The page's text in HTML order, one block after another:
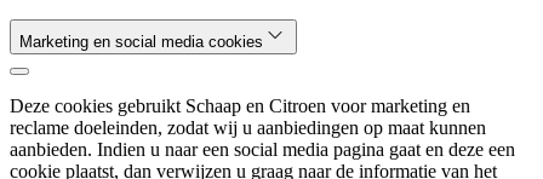
Marketing en social media cookies
Deze cookies gebruikt Schaap en Citroen voor marketing en
reclame doeleinden, zodat wij u aanbiedingen op maat kunnen
aanbieden. Indien u naar een social media pagina gaat en deze een
cookie plaatst, dan verwijzen u graag naar de informatie van het